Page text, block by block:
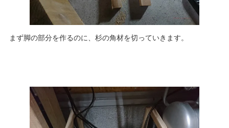
まず脚の部分を作るのに、杉の角材を切っていきます。